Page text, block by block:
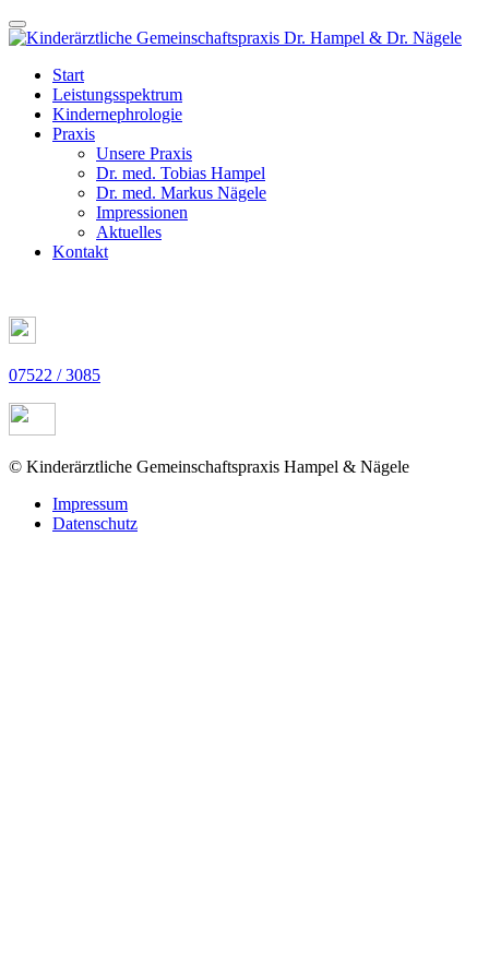
Start
Leistungsspektrum
Kindernephrologie
Praxis
Unsere Praxis
Dr. med. Tobias Hampel
Dr. med. Markus Nägele
Impressionen
Aktuelles
Kontakt
07522 / 3085
© Kinderärztliche Gemeinschaftspraxis Hampel & Nägele
Impressum
Datenschutz